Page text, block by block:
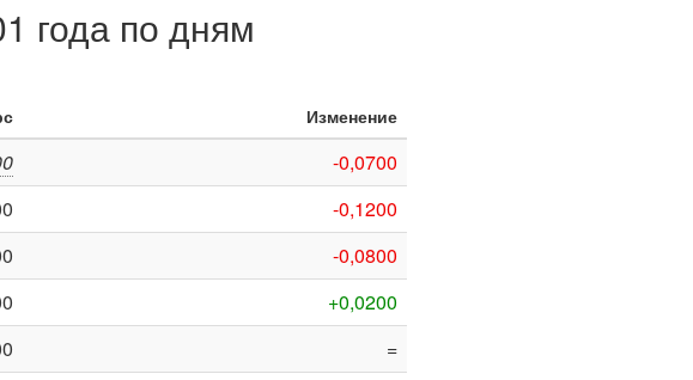
года по дням
Изменение
-0,0700
-0,1200
-0,0800
+0,0200
=